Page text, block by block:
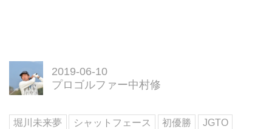
2019-06-10
プロゴルファー中村修
堀川未来夢 シャットフェース 初優勝
JGTO